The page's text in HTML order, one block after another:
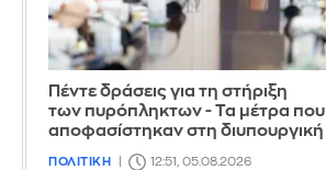
Πέντε δράσεις για τη στήριξη
των πυρόπληκτων - Τα μέτρα που
αποφασίστηκαν στη διυπουργική
ΠΟΛΙΤΙΚΗ 12:51, 05.08.2026